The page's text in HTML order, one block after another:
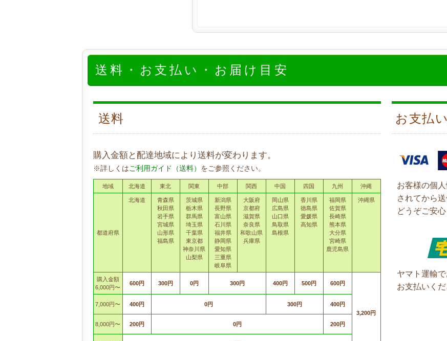
送料・お支払い・お届け目安
送料
購入金額と配達地域により送料が変わります。
※詳しくはご利用ガイド（送料） をご参照ください。
地域 北海道 東北 関東 中部 関西 中国 四国 九州 沖縄
都道府県
北海道
青森県
秋田県
岩手県
宮城県
山形県
福島県
茨城県
栃木県
群馬県
埼玉県
千葉県
東京都
神奈川県
山梨県
新潟県
長野県
富山県
石川県
福井県
静岡県
愛知県
三重県
岐阜県
大阪府
京都府
滋賀県
奈良県
和歌山県
兵庫県
岡山県
広島県
山口県
鳥取県
島根県
香川県
徳島県
愛媛県
高知県
福岡県
佐賀県
長崎県
熊本県
大分県
宮崎県
鹿児島県
沖縄県
購入金額
6,000円〜
600円 300円 0円 300円 400円 500円 600円
3,200円
7,000円〜 400円 0円 300円 400円
8,000円〜 200円 0円 200円
お支払
お客様の個
されてから送
どうぞご安心
ヤマト運輸
お支払いくだ